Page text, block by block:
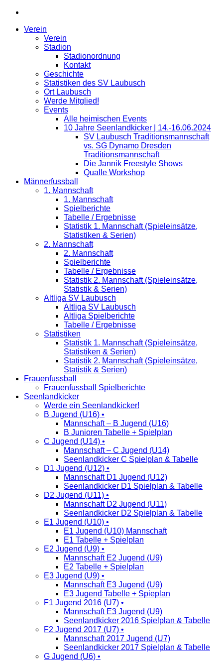
Verein
Verein
Stadion
Stadionordnung
Kontakt
Geschichte
Statistiken des SV Laubusch
Ort Laubusch
Werde Mitglied!
Events
Alle heimischen Events
10 Jahre Seenlandkicker | 14.-16.06.2024
SV Laubusch Traditionsmannschaft
vs. SG Dynamo Dresden
Traditionsmannschaft
Die Jannik Freestyle Shows
Qualle Workshop
Männerfussball
1. Mannschaft
1. Mannschaft
Spielberichte
Tabelle / Ergebnisse
Statistik 1. Mannschaft (Spieleinsätze,
Statistiken & Serien)
2. Mannschaft
2. Mannschaft
Spielberichte
Tabelle / Ergebnisse
Statistik 2. Mannschaft (Spieleinsätze,
Statistik & Serien)
Altliga SV Laubusch
Altliga SV Laubusch
Altliga Spielberichte
Tabelle / Ergebnisse
Statistiken
Statistik 1. Mannschaft (Spieleinsätze,
Statistiken & Serien)
Statistik 2. Mannschaft (Spieleinsätze,
Statistik & Serien)
Frauenfussball
Frauenfussball Spielberichte
Seenlandkicker
Werde ein Seenlandkicker!
B Jugend (U16) •
Mannschaft – B Jugend (U16)
B Junioren Tabelle + Spielplan
C Jugend (U14) •
Mannschaft – C Jugend (U14)
Seenlandkicker C Spielplan & Tabelle
D1 Jugend (U12) •
Mannschaft D1 Jugend (U12)
Seenlandkicker D1 Spielplan & Tabelle
D2 Jugend (U11) •
Mannschaft D2 Jugend (U11)
Seenlandkicker D2 Spielplan & Tabelle
E1 Jugend (U10) •
E1 Jugend (U10) Mannschaft
E1 Tabelle + Spielplan
E2 Jugend (U9) •
Mannschaft E2 Jugend (U9)
E2 Tabelle + Spielplan
E3 Jugend (U9) •
Mannschaft E3 Jugend (U9)
E3 Jugend Tabelle + Spieplan
F1 Jugend 2016 (U7) •
Mannschaft E3 Jugend (U9)
Seenlandkicker 2016 Spielplan & Tabelle
F2 Jugend 2017 (U7) •
Mannschaft 2017 Jugend (U7)
Seenlandkicker 2017 Spielplan & Tabelle
G Jugend (U6) •